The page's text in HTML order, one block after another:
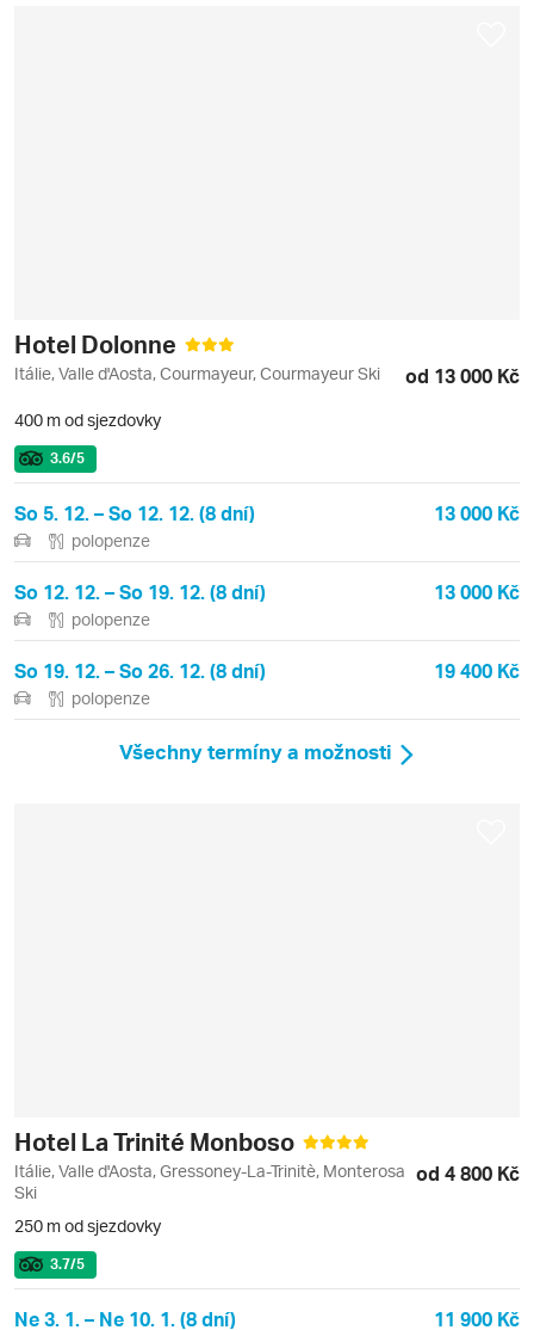
Hotel Dolonne
Itálie, Valle d'Aosta, Courmayeur, Courmayeur Ski od 13 000 Kč
400 m od sjezdovky
3.6/5
So 5. 12. – So 12. 12. (8 dní) 13 000 Kč
polopenze
So 12. 12. – So 19. 12. (8 dní) 13 000 Kč
polopenze
So 19. 12. – So 26. 12. (8 dní) 19 400 Kč
polopenze
Všechny termíny a možnosti
Hotel La Trinité Monboso
Itálie, Valle d'Aosta, Gressoney-La-Trinitè, Monterosa
Ski
od 4 800 Kč
250 m od sjezdovky
3.7/5
Ne 3. 1. – Ne 10. 1. (8 dní) 11 900 Kč